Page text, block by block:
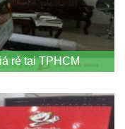
rẻ tại TPHCM